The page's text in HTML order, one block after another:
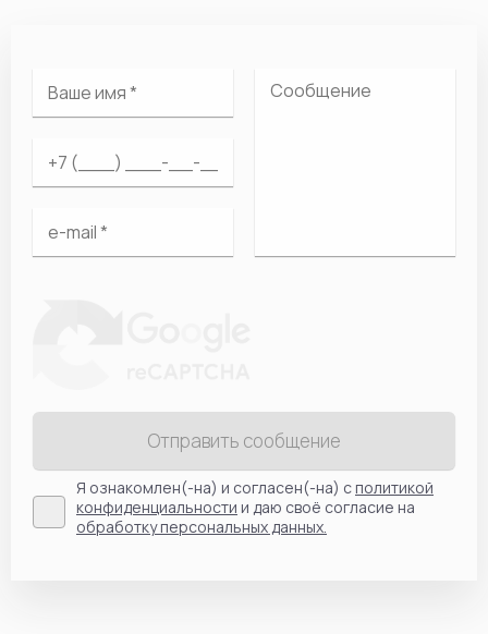
Отправить сообщение
Я ознакомлен(-на) и согласен(-на) сполитикой
конфиденциальности и даю своё согласие на
обработку персональных данных.